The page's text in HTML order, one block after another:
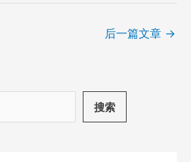
后一篇文章 →
搜索